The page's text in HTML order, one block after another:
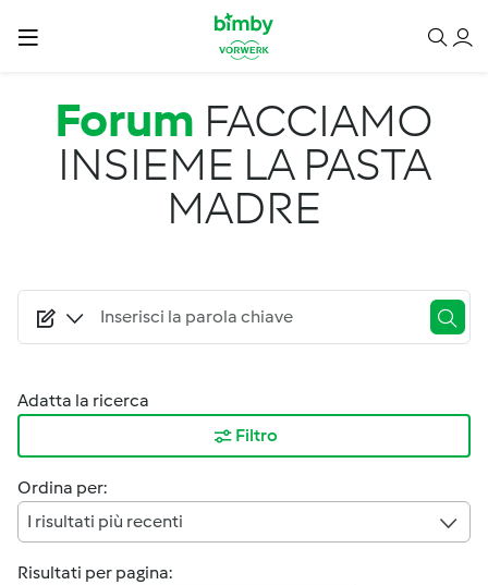
Salta al contenuto principale
Forum FACCIAMO
INSIEME LA PASTA
MADRE
Adatta la ricerca
Filtro
Ordina per:
I risultati più recenti
Risultati per pagina: